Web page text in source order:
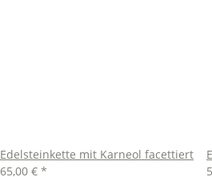
Edelsteinkette mit Karneol facettiert
65,00 € *